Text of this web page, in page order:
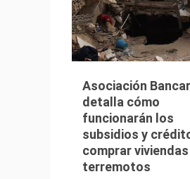
Asociación
detalla cómo
funcionarán los
subsidios y
comprar
terremotos